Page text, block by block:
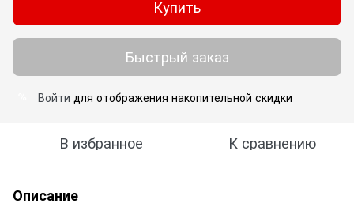
Купить
Быстрый заказ
Войти для отображения накопительной скидки
В избранное К сравнению
Описание